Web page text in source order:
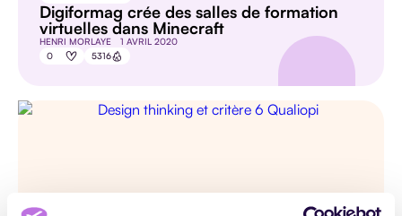
Digiformag crée des salles de formation
virtuelles dans Minecraft
HENRI MORLAYE
1 AVRIL 2020
0
5316